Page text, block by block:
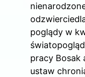
poglądy w
pracy Bosak
ustaw